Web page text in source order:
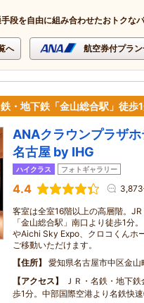
段を自由に組み合わせたおトクな
へ 航空券付プラ
・地下鉄「金山総合駅」徒歩
ANAクラウンプラザ
名古屋 by IHG
ハイクラス フォトギャラリー
4.4
客室は全室16階以上の高層階。
「金山総合駅」南口より徒歩1分
やAichi Sky Expo、クロコくんホ
ご移動いただけます。
住所
愛知県名古屋市中区金
アクセス
ＪＲ・名鉄・地下
歩1分。中部国際空港より名鉄快